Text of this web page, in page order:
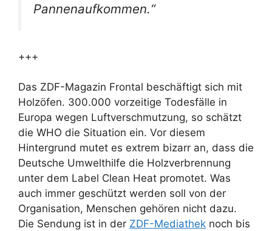
Pannenaufkommen.“
+++
Das ZDF-Magazin Frontal beschäftigt sich mit
Holzöfen. 300.000 vorzeitige Todesfälle in
Europa wegen Luftverschmutzung, so schätzt
die WHO die Situation ein. Vor diesem
Hintergrund mutet es extrem bizarr an, dass die
Deutsche Umwelthilfe die Holzverbrennung
unter dem Label Clean Heat promotet. Was
auch immer geschützt werden soll von der
Organisation, Menschen gehören nicht dazu.
Die Sendung ist in der ZDF-Mediathek noch bis